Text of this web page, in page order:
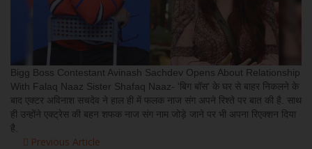
Bigg Boss Contestant Avinash Sachdev Opens About Relationship
With Falaq Naaz Sister Shafaq Naaz- 'बिग बॉस' के घर से बाहर निकलने के
बाद एक्टर अविनाश सचदेव ने हाल ही में फलक नाज संग अपने रिश्ते पर बात की है. साथ
ही उन्होंने एक्ट्रेस की बहन शफक नाज संग नाम जोड़े जाने पर भी अपना रिएक्शन दिया
है.
Previous Article